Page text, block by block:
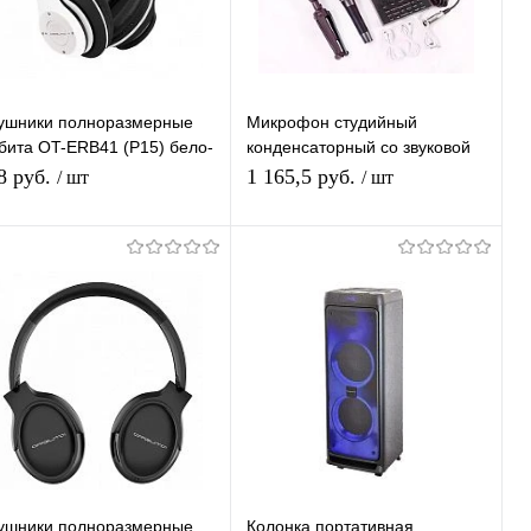
полноразмерные
OT-ERB41 (P15) бело-
- гарнитура (bluetooth,
руб. / шт
Купить в 1
сравнению
В избранное В наличии
Микрофон студийный
конденсаторный со звуковой
картой V8, настольной
1 165,5 руб. / шт
Купить в 1
сравнению
В избранное
полноразмерные
Колонка портативная